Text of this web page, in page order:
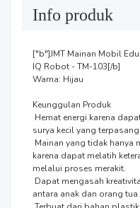
Info produk
["b"]JMT Mainan Mobil
IQ Robot - TM-103[/b]
Warna: Hijau
Keunggulan Produk
surya kecil yang
karena dapat melatih
melalui proses merakit.
antara anak dan orang tua.